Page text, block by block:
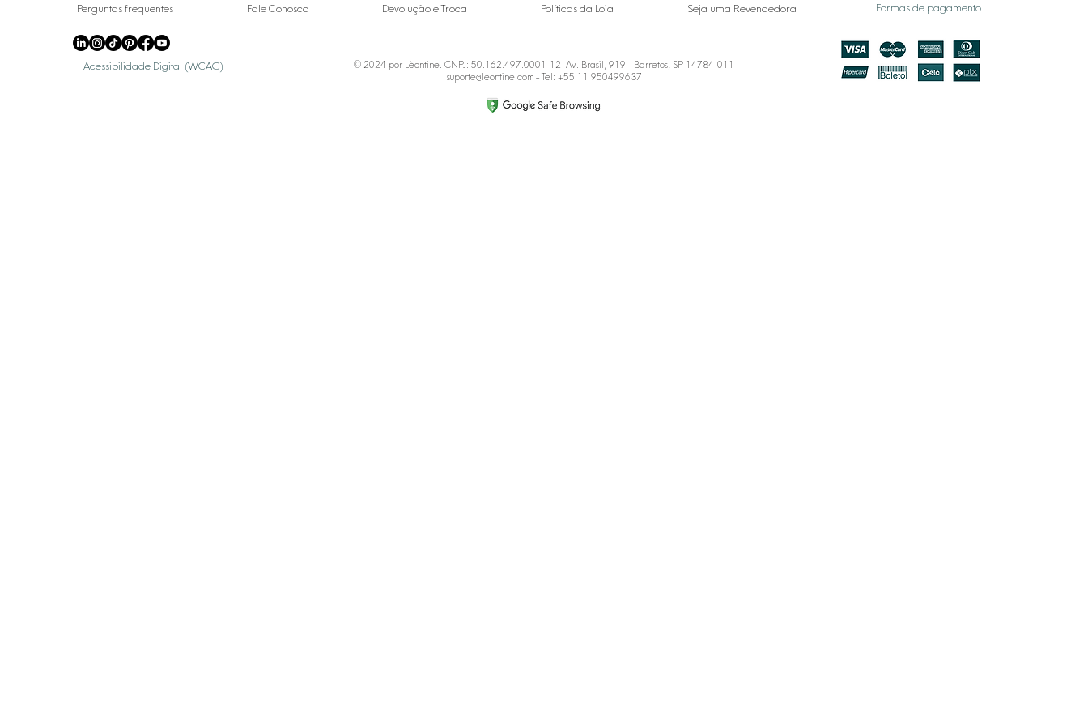
Formas de pagamento
Perguntas frequentes Fale Conosco Devolução e Troca Políticas da Loja Seja uma Revendedora
Acessibilidade Digital (WCAG)
© 2024 por Lèontine. CNPJ: 50.162.497.0001-12 Av. Brasil, 919 - Barretos, SP 14784-011
suporte@leontine.com- Tel: +55 11 950499637